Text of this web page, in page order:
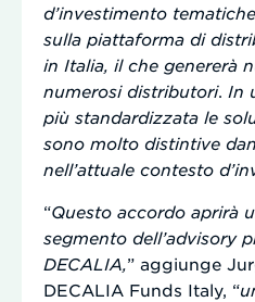
d’investimento
sulla piattaforma di
in Italia, il che genererà
numerosi distributori. In
più standardizzata le
sono molto distintive
nell’attuale contesto
“Questo accordo aprirà
segmento dell’advisory
DECALIA, ” aggiunge
DECALIA Funds Italy, “